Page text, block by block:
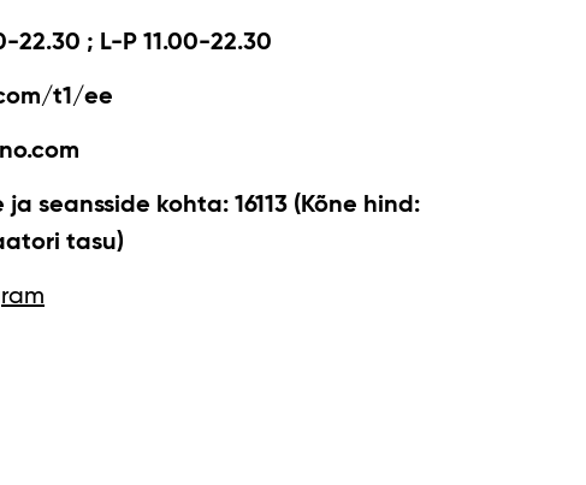
22.30 ; L-P 11.00-22.30
t1/ee
seansside kohta: 16113 (Kõne hind:
tasu)